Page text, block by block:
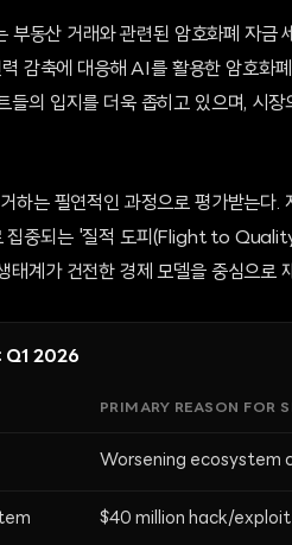
부동산 거래와 관련된 암호화폐 자
감축에 대응해 AI를 활용한 암호화
의 입지를 더욱 좁히고 있으며, 시
하는 필연적인 과정으로 평가받는다.
집중되는 '질적 도피(Flight to
태계가 건전한 경제 모델을 중심으로
2026
PRIMARY REASON FOR
Worsening ecosystem
$40 million hack/exploit